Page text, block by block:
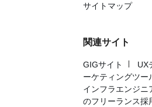
サイトマップ
関連サイト
GIGサイト UX
ーケティングツー
インフラエンジニ
のフリーランス採